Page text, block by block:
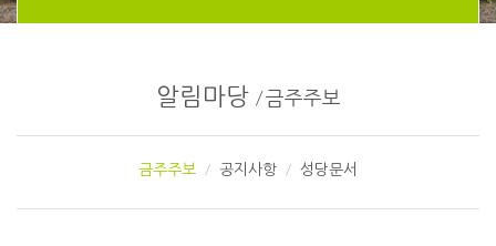
알림마당 /금주주보
금주주보 공지사항 성당문서